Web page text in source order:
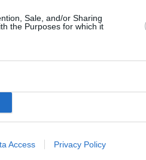
Sale, and/or Sharing
the Purposes for which it
Access Privacy Policy